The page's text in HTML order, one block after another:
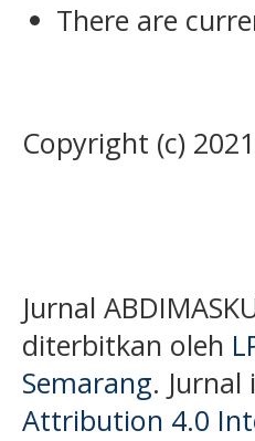
There are
Copyright (c)
Jurnal
diterbitkan oleh
Semarang.
Attribution 4.0